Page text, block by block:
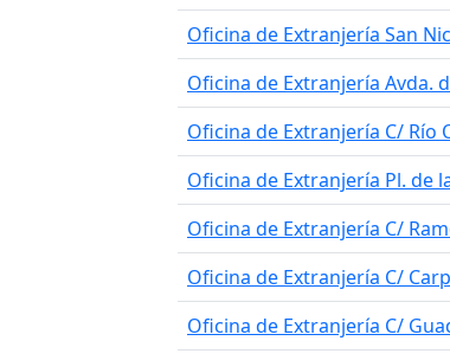
Oficina de Extranjería San
Oficina de Extranjería Avda.
Oficina de Extranjería C/ Río
Oficina de Extranjería Pl. de
Oficina de Extranjería C/
Oficina de Extranjería C/
Oficina de Extranjería C/